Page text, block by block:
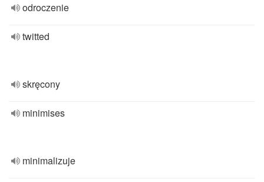
odroczenie
twitted
skręcony
minimises
minimalizuje